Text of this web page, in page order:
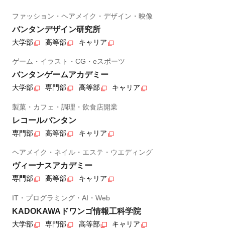
ファッション・ヘアメイク・デザイン・映像
バンタンデザイン研究所
大学部 高等部 キャリア
ゲーム・イラスト・CG・eスポーツ
バンタンゲームアカデミー
大学部 専門部 高等部 キャリア
製菓・カフェ・調理・飲食店開業
レコールバンタン
専門部 高等部 キャリア
ヘアメイク・ネイル・エステ・ウエディング
ヴィーナスアカデミー
専門部 高等部 キャリア
IT・プログラミング・AI・Web
KADOKAWAドワンゴ情報工科学院
大学部 専門部 高等部 キャリア